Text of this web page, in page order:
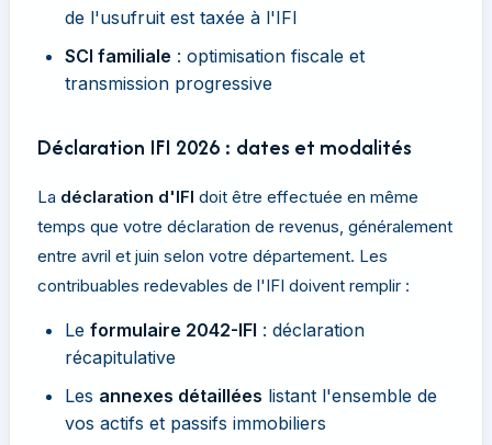
de l'usufruit est taxée à l'IFI
SCI familiale : optimisation fiscale et
transmission progressive
Déclaration IFI 2026 : dates et modalités
La déclaration d'IFI doit être effectuée en même
temps que votre déclaration de revenus, généralement
entre avril et juin selon votre département. Les
contribuables redevables de l'IFI doivent remplir :
Le formulaire 2042-IFI : déclaration
récapitulative
Les annexes détaillées listant l'ensemble de
vos actifs et passifs immobiliers